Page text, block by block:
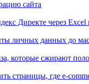
сайта
Директе через Excel
личных данных до
которые сжирают
страницы, где e-